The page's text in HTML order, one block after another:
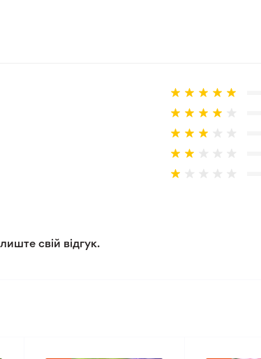
та реальної рослини.
свій відгук.